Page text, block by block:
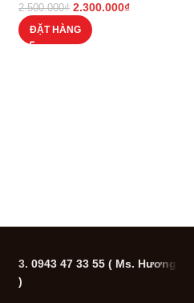
2.500.000₫ 2.300.000₫
ĐẶT HÀNG
3. 0943 47 33 55 ( Ms. Hương
)